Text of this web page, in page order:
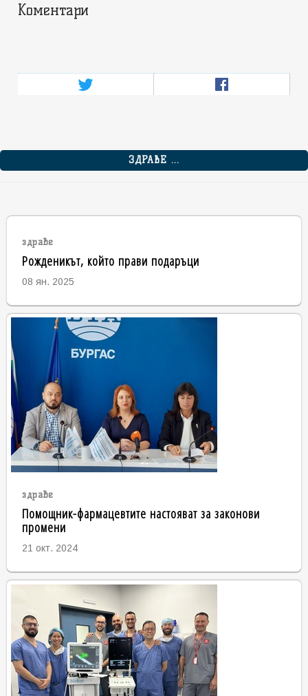
Коментари
ЗДРАВЕ ...
здраве
Рожденикът, който прави подаръци
08 ян. 2025
здраве
Помощник-фармацевтите настояват за законови
промени
21 окт. 2024